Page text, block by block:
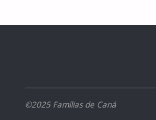
©2025 Famílias de Caná